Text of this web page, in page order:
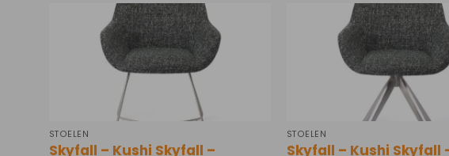
STOELEN
Skyfall – Kushi Skyfall –
STOELEN
Skyfall – Kushi Skyfall